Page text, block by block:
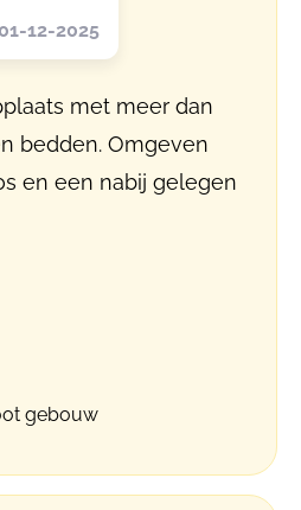
12-2025
met meer dan
bedden. Omgeven
en een nabij gelegen
gebouw